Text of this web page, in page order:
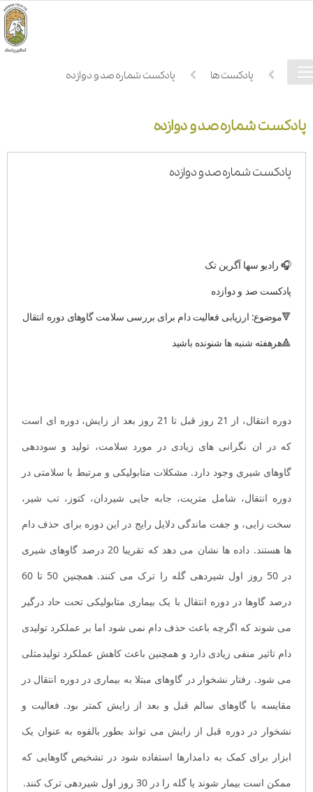
فهرست
دسترسیخانه پادکست ها پادکست شماره صد و دوازده
پادکست شماره صد و دوازده
پادکست شماره صد و دوازده
🎧 رادیو سها آگرین تک
پادکست صد و دوازده
🔻موضوع: ارزیابی فعالیت دام برای بررسی سلامت گاوهای دوره انتقال
🔺هرهفته شنبه ها شنونده باشید
دوره انتقال، از 21 روز قبل تا 21 روز بعد از زایش، دوره ای است
که در ان نگرانی های زیادی در مورد سلامت، تولید و سوددهی
گاوهای شیری وجود دارد. مشکلات متابولیکی و مرتبط با سلامتی در
دوره انتقال، شامل متریت، جابه جایی شیردان، کتوز، تب شیر،
سخت زایی، و جفت ماندگی دلایل رایج در این دوره برای حذف دام
ها هستند. داده ها نشان می دهد که تقریبا 20 درصد گاوهای شیری
در 50 روز اول شیردهی گله را ترک می کنند. همچنین 50 تا 60
درصد گاوها در دوره انتقال با یک بیماری متابولیکی تحت حاد درگیر
می شوند که اگرچه باعث حذف دام نمی شود اما بر عملکرد تولیدی
دام تاثیر منفی زیادی دارد و همچنین باعث کاهش عملکرد تولیدمثلی
می شود. رفتار نشخوار در گاوهای مبتلا به بیماری در دوره انتقال در
مقایسه با گاوهای سالم قبل و بعد از زایش کمتر بود. فعالیت و
نشخوار در دوره قبل از زایش می تواند بطور بالقوه به عنوان یک
ابزار برای کمک به دامدارها استفاده شود در تشخیص گاوهایی که
ممکن است بیمار شوند یا گله را در 30 روز اول شیردهی ترک کنند.